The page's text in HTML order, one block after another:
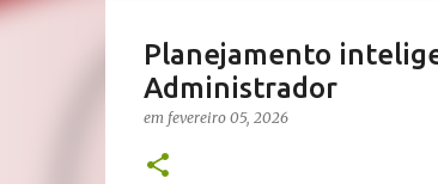
Planejamento
Administrador
em fevereiro 05, 2026